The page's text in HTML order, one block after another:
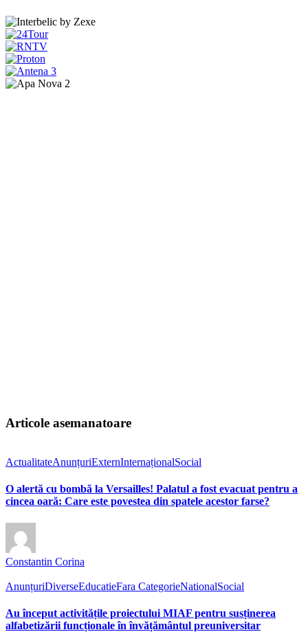
Articole asemanatoare
ActualitateAnunțuriExternInternaționalSocial
O alertă cu bombă la Versailles! Palatul a fost evacuat pentru a
cincea oară: Care este povestea din spatele acestor farse?
Constantin Corina
AnunțuriDiverseEducatieFara CategorieNationalSocial
Au început activitățile proiectului MIAF pentru susținerea
alfabetizării funcționale în învățământul preuniversitar